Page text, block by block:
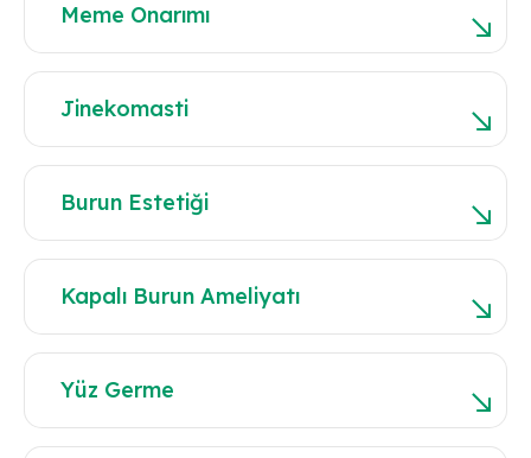
Meme Onarımı
Jinekomasti
Burun Estetiği
Kapalı Burun Ameliyatı
Yüz Germe